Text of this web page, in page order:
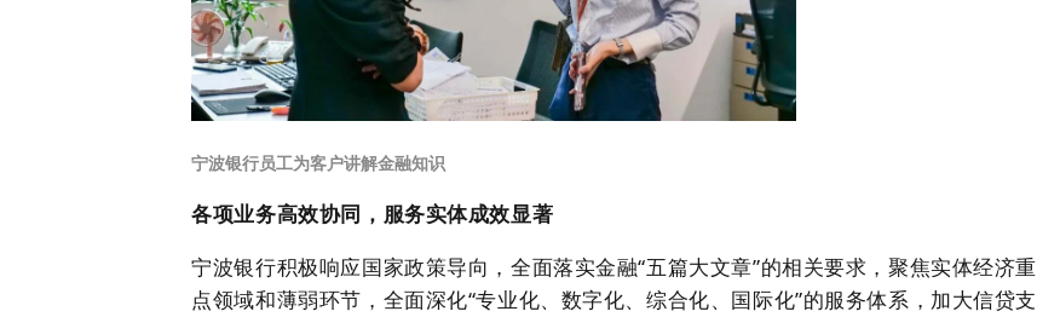
宁波银行员工为客户讲解金融知识
各项业务高效协同，服务实体成效显著
宁波银行积极响应国家政策导向，全面落实金融“五篇大文章”的相关要求，聚焦实体经济重
点领域和薄弱环节，全面深化“专业化、数字化、综合化、国际化”的服务体系，加大信贷支